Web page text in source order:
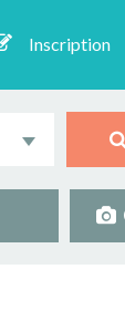
Inscription